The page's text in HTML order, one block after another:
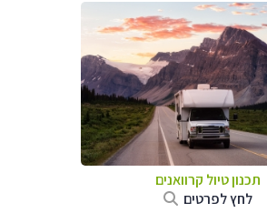
תכנון טיול קרוואנים
לחץ לפרטים